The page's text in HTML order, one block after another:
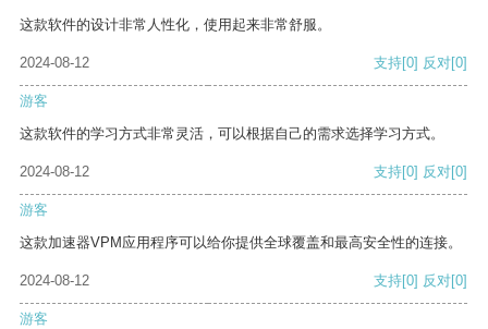
这款软件的设计非常人性化，使用起来非常舒服。
2024-08-12 支持[0] 反对[0]
游客
这款软件的学习方式非常灵活，可以根据自己的需求选择学习方式。
2024-08-12 支持[0] 反对[0]
游客
这款加速器VPM应用程序可以给你提供全球覆盖和最高安全性的连接。
2024-08-12 支持[0] 反对[0]
游客